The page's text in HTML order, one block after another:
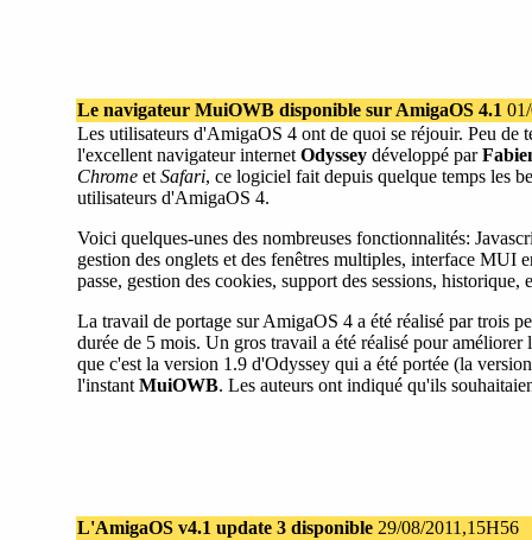
Le navigateur MuiOWB disponible sur AmigaOS 4.1
Les utilisateurs d'AmigaOS 4 ont de quoi se réjouir. Peu
l'excellent navigateur internet Odysseydéveloppé par
Chromeet Safari, ce logiciel fait depuis quelque temps les
utilisateurs d'AmigaOS 4.
Voici quelques-unes des nombreuses fonctionnalités:
gestion des onglets et des fenêtres multiples, interface MUI
passe, gestion des cookies, support des sessions, historique,
La travail de portage sur AmigaOS 4 a été réalisé par trois
durée de 5 mois. Un gros travail a été réalisé pour
que c'est la version 1.9 d'Odyssey qui a été portée (la
l'instant MuiOWB. Les auteurs ont indiqué qu'ils
L'AmigaOS v4.1 update 3 disponible29/08/2011,15H56